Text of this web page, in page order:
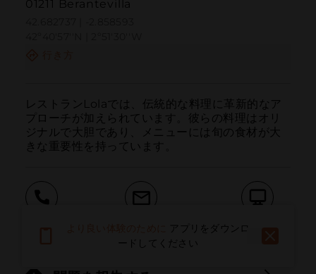
01211 Berantevilla
レストランLolaでは、伝統的な料理に革新的なア
プローチが加えられています。彼らの料理はオリ
ジナルで大胆であり、メニューには旬の食材が大
きな重要性を持っています。
ウェブサイト
アプリをダウンロ
ードしてください